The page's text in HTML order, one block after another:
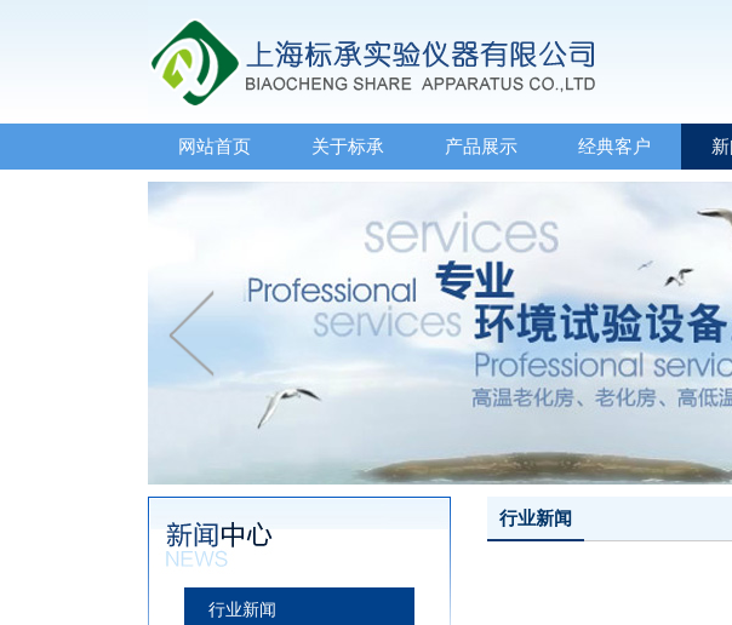
网站首页 关于标承 产品展示 经典客户
行业新闻
行业新闻